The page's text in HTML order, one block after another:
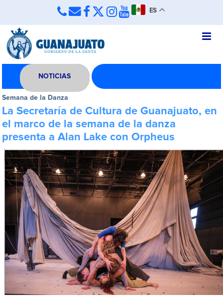
ES
NOTICIAS
Semana de la Danza
La Secretaría de Cultura de Guanajuato, en
el marco de la semana de la danza
presenta a Alan Lake con Orpheus